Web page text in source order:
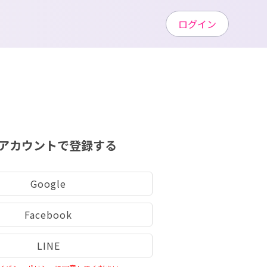
カウントで登録する
Google
Facebook
LINE
ログイン